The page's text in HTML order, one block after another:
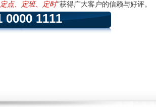
点、定班、定时”获得广大客户的信赖与好评。
0000 1111